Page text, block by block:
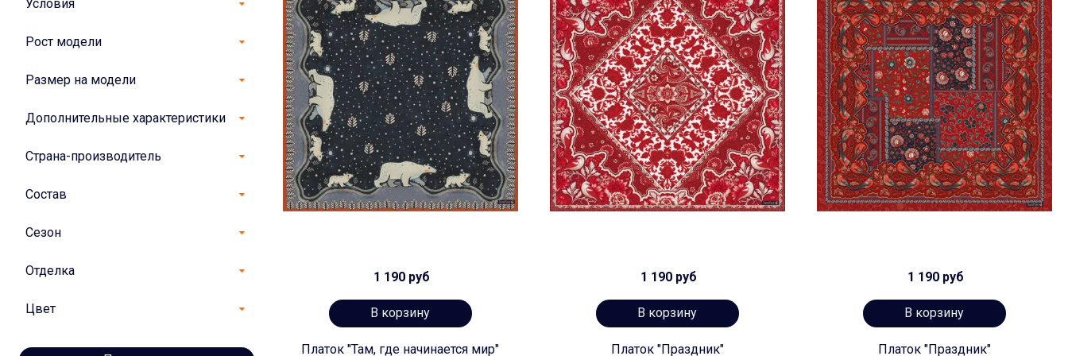
1 190 руб
В корзину
Платок "Там, где начинается мир"
1 190 руб
В корзину
Платок "Праздник"
1 190 руб
В корзину
Платок "Праздник"
Условия
Рост модели
Размер на модели
Дополнительные характеристики
Страна-производитель
Состав
Сезон
Отделка
Цвет